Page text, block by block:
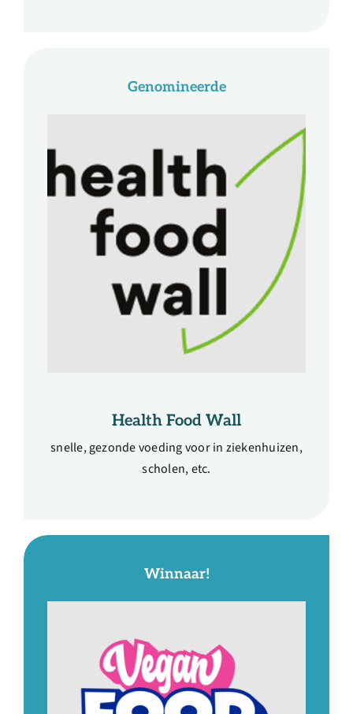
Genomineerde
Health Food Wall
snelle, gezonde voeding voor in ziekenhuizen,
scholen, etc.
Winnaar!